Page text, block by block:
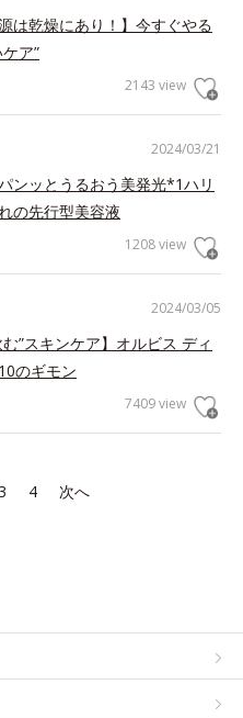
は乾燥にあり！】今すぐやる
ア”
2143 view
2024/03/21
ンッとうるおう美発光*1ハリ
の先行型美容液
1208 view
2024/03/05
む”スキンケア】オルビス ディ
のギモン
7409 view
4 次へ